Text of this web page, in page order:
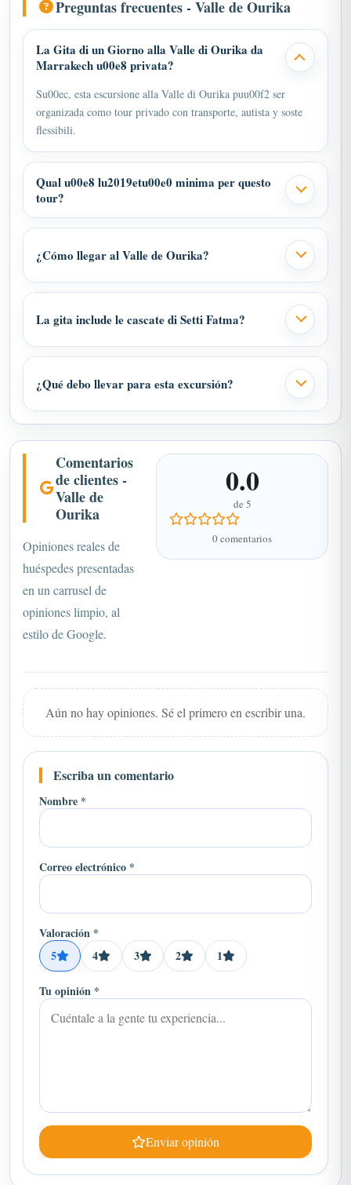
La Gita di un Giorno alla Valle di Ourika da
Marrakech u00e8 privata?
Su00ec, esta escursione alla Valle di Ourika puu00f2 ser
organizada como tour privado con transporte, autista y soste
flessibili.
Qual u00e8 lu2019etu00e0 minima per questo
tour?
Comentarios
de clientes -
Valle de
Ourika
Opiniones reales de
huéspedes presentadas
en un carrusel de
opiniones limpio, al
estilo de Google.
0.0
de 5
0 comentarios
Aún no hay opiniones. Sé el primero en escribir una.
Escriba un comentario
Nombre *
Correo electrónico *
Valoración *
5
4 3 2 1
Tu opinión *
Enviar opinión